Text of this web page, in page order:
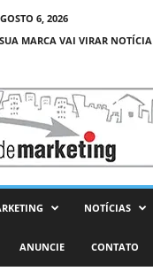
6, 2026
SUA MARCA VAI VIRAR NOTÍCIA
NOTÍCIAS
ANUNCIE CONTATO